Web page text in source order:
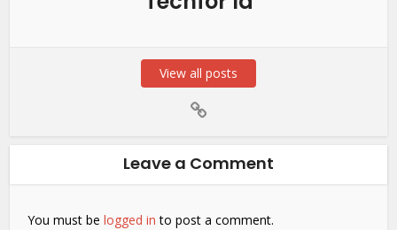
View all posts
Leave a Comment
You must belogged in to post a comment.